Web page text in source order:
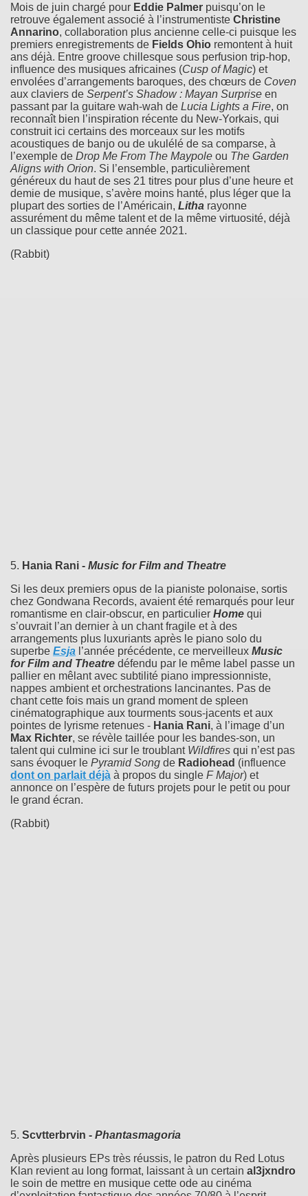
Mois de juin chargé pour Eddie Palmer puisqu’on le
retrouve également associé à l’instrumentiste Christine
Annarino, collaboration plus ancienne celle-ci puisque les
premiers enregistrements de Fields Ohio remontent à huit
ans déjà. Entre groove chillesque sous perfusion trip-hop,
influence des musiques africaines (Cusp of Magic) et
envolées d’arrangements baroques, des chœurs de Coven
aux claviers de Serpent’s Shadow : Mayan Surprise en
passant par la guitare wah-wah de Lucia Lights a Fire, on
reconnaît bien l’inspiration récente du New-Yorkais, qui
construit ici certains des morceaux sur les motifs
acoustiques de banjo ou de ukulélé de sa comparse, à
l’exemple de Drop Me From The Maypole ou The Garden
Aligns with Orion. Si l’ensemble, particulièrement
généreux du haut de ses 21 titres pour plus d’une heure et
demie de musique, s’avère moins hanté, plus léger que la
plupart des sorties de l’Américain, Litha rayonne
assurément du même talent et de la même virtuosité, déjà
un classique pour cette année 2021.
(Rabbit)
5. Hania Rani - Music for Film and Theatre
Si les deux premiers opus de la pianiste polonaise, sortis
chez Gondwana Records, avaient été remarqués pour leur
romantisme en clair-obscur, en particulier Home qui
s’ouvrait l’an dernier à un chant fragile et à des
arrangements plus luxuriants après le piano solo du
superbe Esja l’année précédente, ce merveilleux Music
for Film and Theatre défendu par le même label passe un
pallier en mêlant avec subtilité piano impressionniste,
nappes ambient et orchestrations lancinantes. Pas de
chant cette fois mais un grand moment de spleen
cinématographique aux tourments sous-jacents et aux
pointes de lyrisme retenues - Hania Rani, à l’image d’un
Max Richter, se révèle taillée pour les bandes-son, un
talent qui culmine ici sur le troublant Wildfires qui n’est pas
sans évoquer le Pyramid Song de Radiohead (influence
dont on parlait déjà à propos du single F Major) et
annonce on l’espère de futurs projets pour le petit ou pour
le grand écran.
(Rabbit)
5. Scvtterbrvin - Phantasmagoria
Après plusieurs EPs très réussis, le patron du Red Lotus
Klan revient au long format, laissant à un certain al3jxndro
le soin de mettre en musique cette ode au cinéma